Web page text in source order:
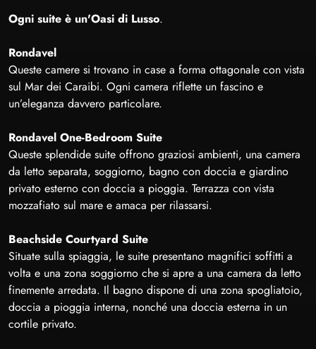
Ogni suite è un'Oasi di Lusso.
Rondavel
Queste camere si trovano in case a forma ottagonale con vista
sul Mar dei Caraibi. Ogni camera riflette un fascino e
un’eleganza davvero particolare.
Rondavel One-Bedroom Suite
Queste splendide suite offrono graziosi ambienti, una camera
da letto separata, soggiorno, bagno con doccia e giardino
privato esterno con doccia a pioggia. Terrazza con vista
mozzafiato sul mare e amaca per rilassarsi.
Beachside Courtyard Suite
Situate sulla spiaggia, le suite presentano magnifici soffitti a
volta e una zona soggiorno che si apre a una camera da letto
finemente arredata. Il bagno dispone di una zona spogliatoio,
doccia a pioggia interna, nonché una doccia esterna in un
cortile privato.